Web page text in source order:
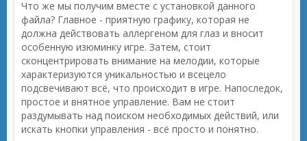
Что же мы получим вместе с установкой данного
файла? Главное - приятную графику, которая не
должна действовать аллергеном для глаз и вносит
особенную изюминку игре. Затем, стоит
сконцентрировать внимание на мелодии, которые
характеризуются уникальностью и всецело
подсвечивают всё, что происходит в игре. Напоследок,
простое и внятное управление. Вам не стоит
раздумывать над поиском необходимых действий, или
искать кнопки управления - всё просто и понятно.